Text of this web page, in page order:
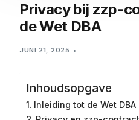
Privacy bij zzp-
de Wet DBA
JUNI 21, 2025
Inhoudsopgave
Inleiding tot de Wet DBA